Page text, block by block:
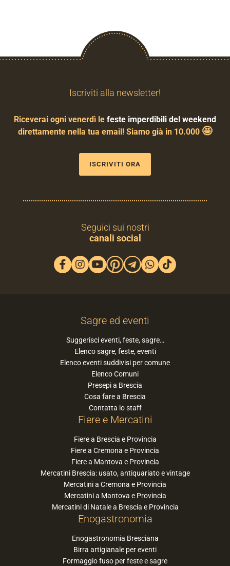
Iscriviti alla newsletter!
Riceverai ogni venerdì le feste imperdibili del weekend
direttamente nella tua email! Siamo già in 10.000 🤩
ISCRIVITI ORA
Seguici sui nostri
canali social
Sagre ed eventi
Suggerisci eventi, feste, sagre…
Elenco sagre, feste, eventi
Elenco eventi suddivisi per comune
Elenco Comuni
Presepi a Brescia
Cosa fare a Brescia
Contatta lo staff
Fiere e Mercatini
Fiere a Brescia e Provincia
Fiere a Cremona e Provincia
Fiere a Mantova e Provincia
Mercatini Brescia: usato, antiquariato e vintage
Mercatini a Cremona e Provincia
Mercatini a Mantova e Provincia
Mercatini di Natale a Brescia e Provincia
Enogastronomia
Enogastronomia Bresciana
Birra artigianale per eventi
Formaggio fuso per feste e sagre